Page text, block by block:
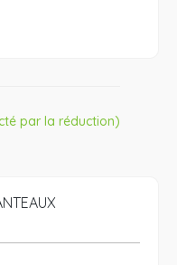
par la réduction)